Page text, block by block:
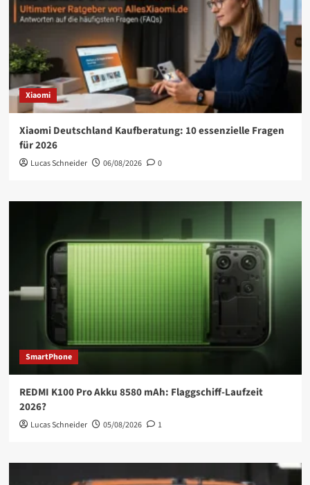
Xiaomi
Xiaomi Deutschland Kaufberatung: 10 essenzielle Fragen
für 2026
Lucas Schneider 06/08/2026 0
SmartPhone
REDMI K100 Pro Akku 8580 mAh: Flaggschiff-Laufzeit
2026?
Lucas Schneider 05/08/2026 1